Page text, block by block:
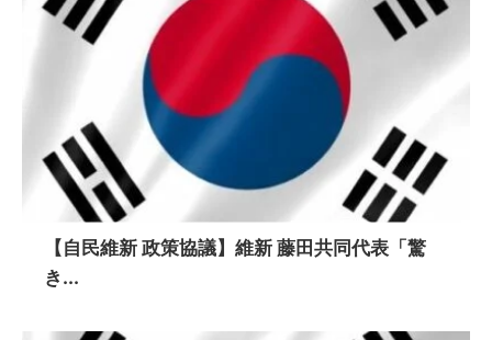
【自民維新 政策協議】維新 藤田共同代表「驚
き...